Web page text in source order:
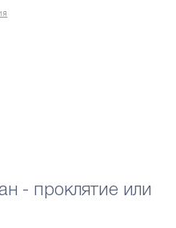
- проклятие или